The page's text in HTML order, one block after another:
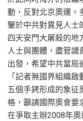
動，反對北京奧運。
鑒於中共對異見人士
四天安門大屠殺的地
人士與團體，盡管譴
出發，希望中共當局
「記者無國界組織
五個手銬形成的象征
格，籲請國際奧會要
在爭取主辦2008年奧